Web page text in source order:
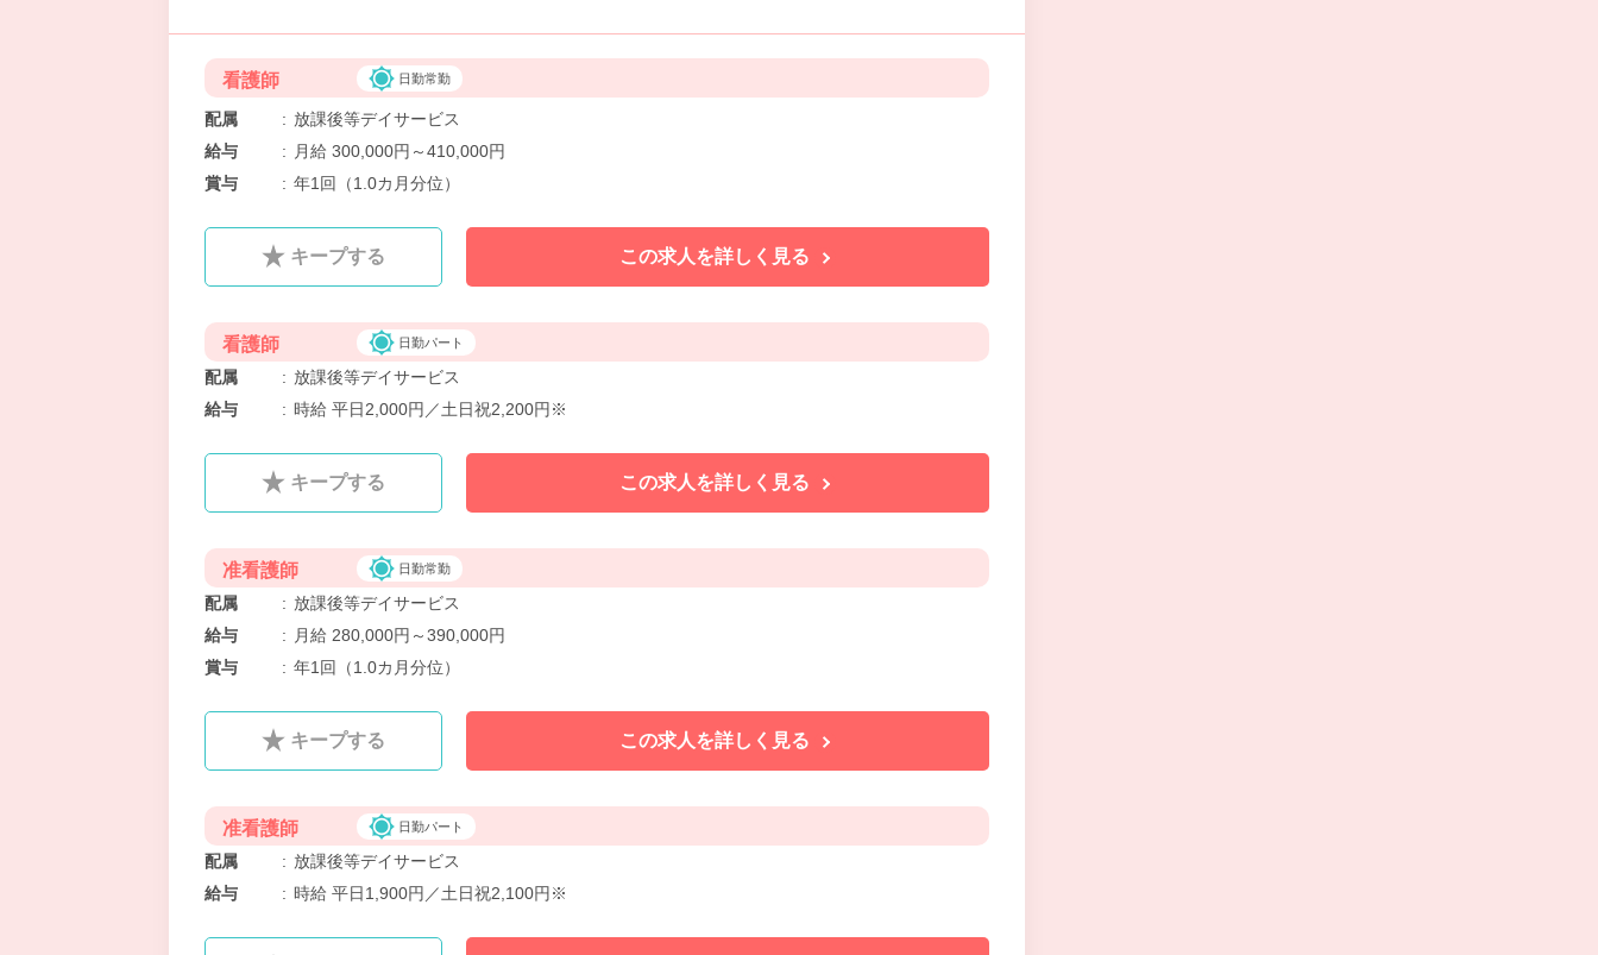
看護師 日勤常勤
配属 : 放課後等デイサービス
給与
:
月給 300,000円～410,000円
賞与
: 年1回（1.0カ月分位）
キープする この求人を詳しく見る
看護師 日勤パート
配属 : 放課後等デイサービス
給与
: 時給 平日2,000円／土日祝2,200円※
キープする この求人を詳しく見る
准看護師 日勤常勤
配属 : 放課後等デイサービス
給与
:
月給 280,000円～390,000円
賞与
: 年1回（1.0カ月分位）
キープする この求人を詳しく見る
准看護師 日勤パート
配属 : 放課後等デイサービス
給与
: 時給 平日1,900円／土日祝2,100円※